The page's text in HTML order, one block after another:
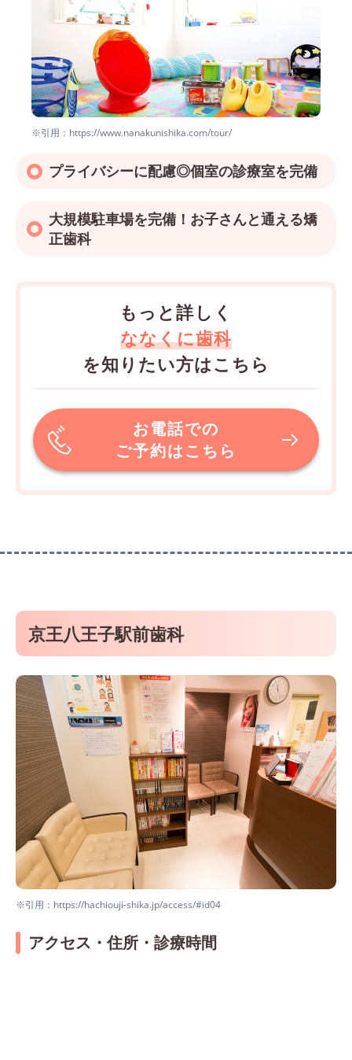
※引用：https://www.nanakunishika.com/tour/
プライバシーに配慮◎個室の診療室を完備
大規模駐車場を完備！お子さんと通える矯
正歯科
もっと詳しく
ななくに歯科
を知りたい方はこちら
お電話での
ご予約はこちら
京王八王子駅前歯科
※引用：https://hachiouji-shika.jp/access/#id04
アクセス・住所・診療時間